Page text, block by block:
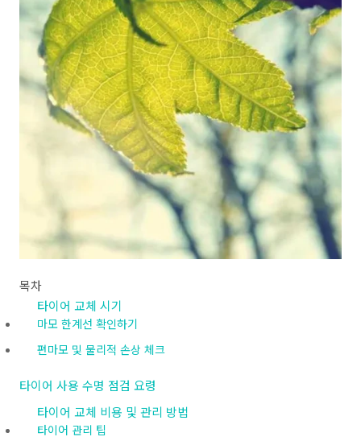
목차
타이어 교체 시기
마모 한계선 확인하기
편마모 및 물리적 손상 체크
타이어 사용 수명 점검 요령
타이어 교체 비용 및 관리 방법
타이어 관리 팁